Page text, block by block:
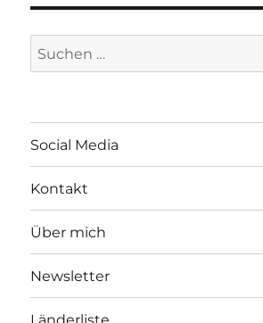
Suchen
nach:
Social Media
Kontakt
Über mich
Newsletter